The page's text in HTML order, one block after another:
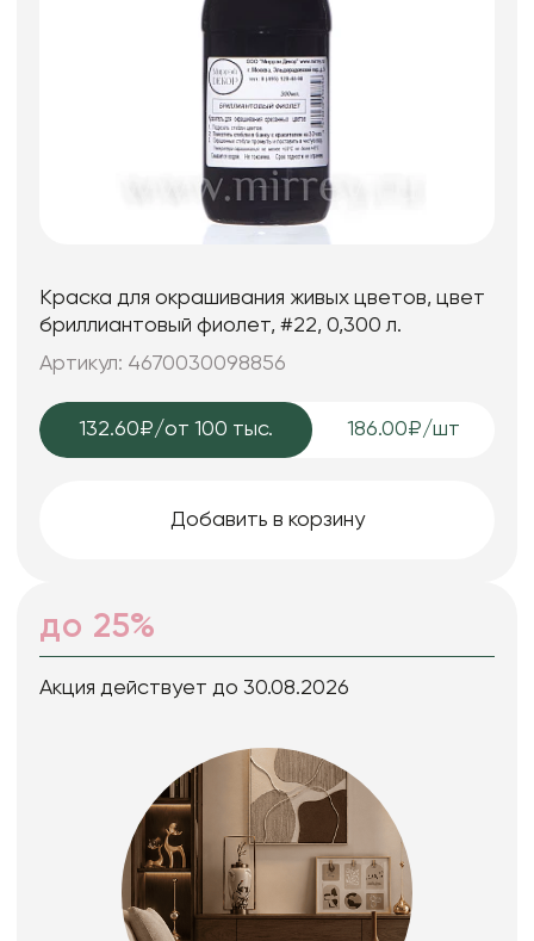
Краска для окрашивания живых цветов, цвет
бриллиантовый фиолет, #22, 0,300 л.
Артикул: 4670030098856
132.60₽/от 100 тыс. 186.00₽/шт
Добавить в корзину
до 25%
Акция действует до 30.08.2026